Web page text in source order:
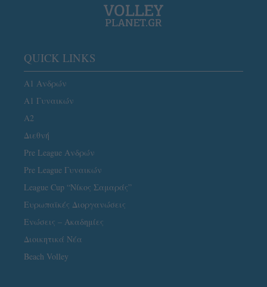
QUICK LINKS
Α1 Ανδρών
Α1 Γυναικών
A2
Διεθνή
Pre League Ανδρών
Pre League Γυναικών
League Cup “Νίκος Σαμαράς”
Ευρωπαϊκές Διοργανώσεις
Ενώσεις – Ακαδημίες
Διοικητικά Νέα
Beach Volley